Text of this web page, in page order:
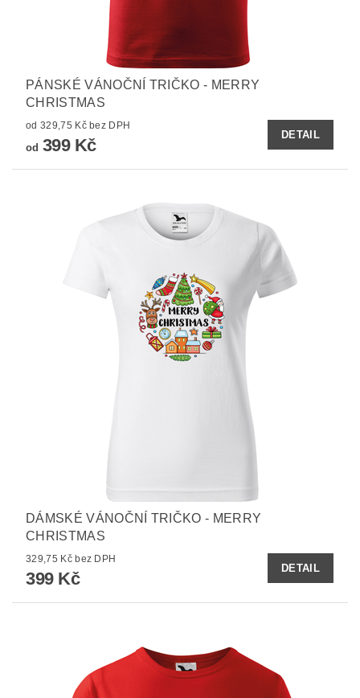
PÁNSKÉ VÁNOČNÍ TRIČKO - MERRY
CHRISTMAS
od 329,75 Kč bez DPH
od 399 Kč
DETAIL
DÁMSKÉ VÁNOČNÍ TRIČKO - MERRY
CHRISTMAS
329,75 Kč bez DPH
399 Kč
DETAIL